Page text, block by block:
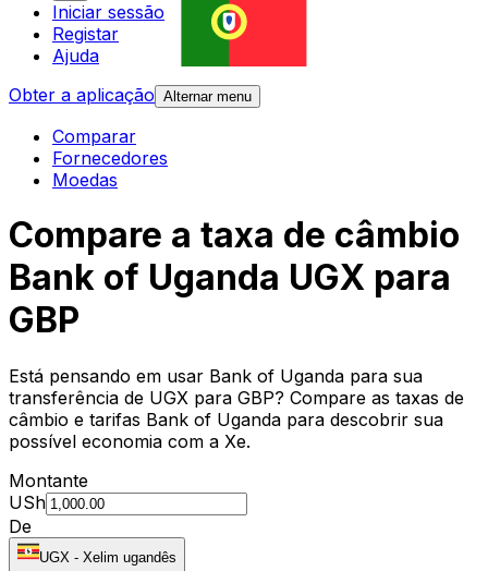
Iniciar sessão
Registar
Ajuda
Obter a aplicação Alternar menu
Comparar
Fornecedores
Moedas
Compare a taxa de câmbio
Bank of Uganda UGX para
GBP
Está pensando em usar Bank of Uganda para sua
transferência de UGX para GBP? Compare as taxas de
câmbio e tarifas Bank of Uganda para descobrir sua
possível economia com a Xe.
Montante
USh
De
UGX - Xelim ugandês